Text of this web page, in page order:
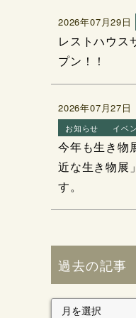
2026年07月29日
レストハウス
プン！！
2026年07月27日
お知らせ イベ
今年も生き物
近な生き物展
す。
過去の記事